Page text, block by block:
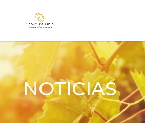
NOTICIAS